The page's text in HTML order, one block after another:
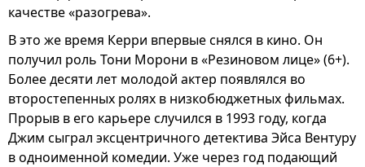
качестве «разогрева».
В это же время Керри впервые снялся в кино. Он
получил роль Тони Морони в «Резиновом лице» (6+).
Более десяти лет молодой актер появлялся во
второстепенных ролях в низкобюджетных фильмах.
Прорыв в его карьере случился в 1993 году, когда
Джим сыграл эксцентричного детектива Эйса Вентуру
в одноименной комедии. Уже через год подающий